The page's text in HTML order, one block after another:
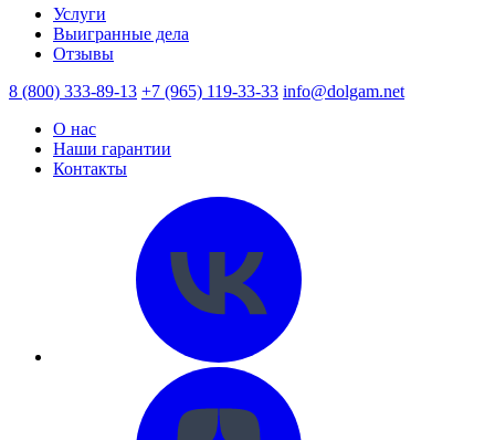
Услуги
Выигранные дела
Отзывы
8 (800) 333-89-13 +7 (965) 119-33-33 info@dolgam.net
О нас
Наши гарантии
Контакты